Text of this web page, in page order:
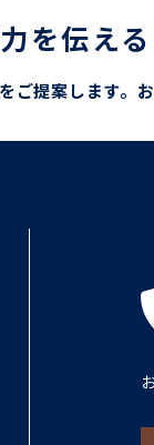
を伝える
ご提案します。